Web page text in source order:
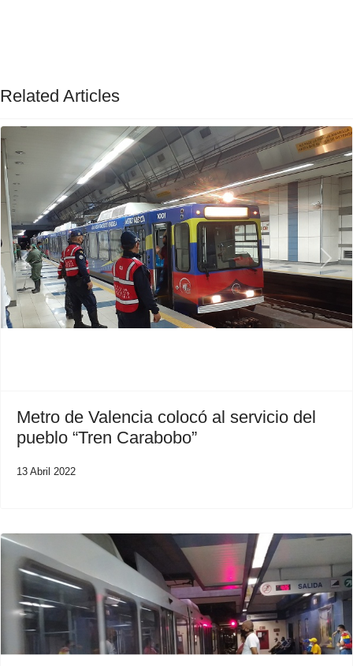
Related Articles
Previous Next
Metro de Valencia colocó al servicio del
pueblo “Tren Carabobo”
13 Abril 2022